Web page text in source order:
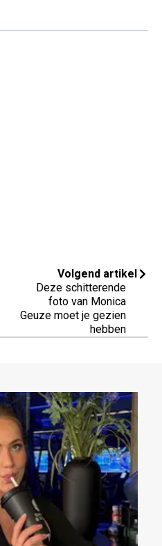
Volgend artikel
Deze schitterende
foto van Monica
Geuze moet je gezien
hebben